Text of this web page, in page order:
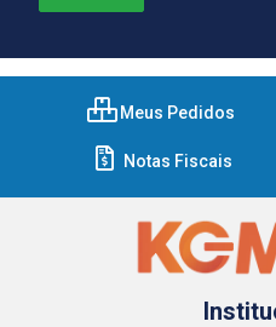
Meus Pedidos
Notas Fiscais